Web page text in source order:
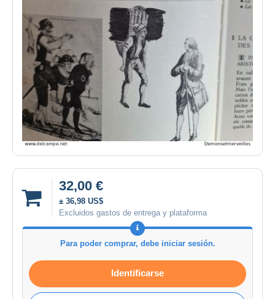
32,00 €
± 36,98 US$
Excluidos gastos de entrega y plataforma
Para poder comprar, debe iniciar sesión.
Identificarse